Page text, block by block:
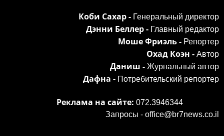
Коби Сахар - Генеральный директор
Дэнни Беллер - Главный редактор
Моше Фриэль - Репортер
Охад Коэн - Автор
Даниш - Журнальный автор
Дафна - Потребительский репортер
Реклама на сайте: 072.3946344
Запросы - office@br7news.co.il